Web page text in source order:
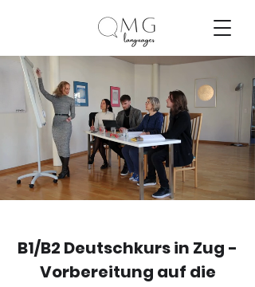
B1/B2 Deutschkurs in Zug -
Vorbereitung auf die